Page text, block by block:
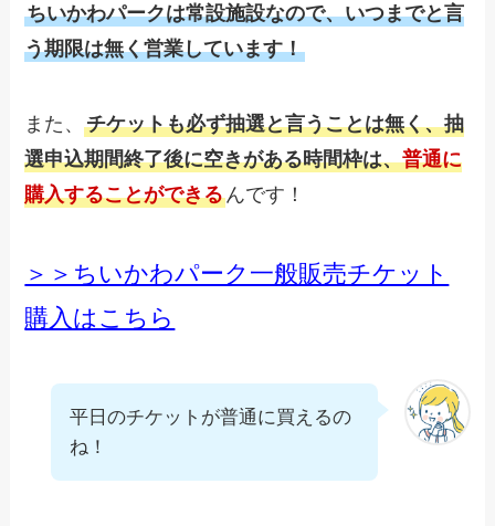
ちいかわパークは常設施設なので、いつまでと言
う期限は無く営業しています！
また、チケットも必ず抽選と言うことは無く、抽
選申込期間終了後に空きがある時間枠は、普通に
購入することができるんです！
＞＞ちいかわパーク一般販売チケット
購入はこちら
平日のチケットが普通に買えるの
ね！